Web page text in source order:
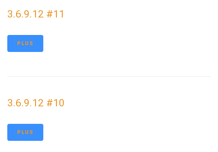
3.6.9.12 #11
PLUS
3.6.9.12 #10
PLUS